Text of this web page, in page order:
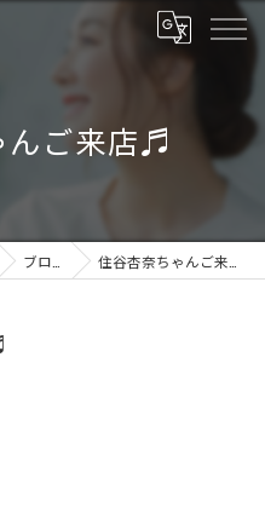
んご来店♬
ブログ 住谷杏奈ちゃんご来店♬